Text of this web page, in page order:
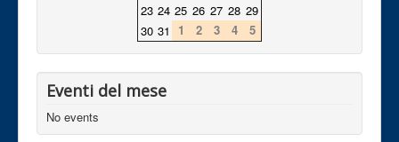
23 24 25 26 27 28 29
30 31 1 2 3 4 5
Eventi del mese
No events